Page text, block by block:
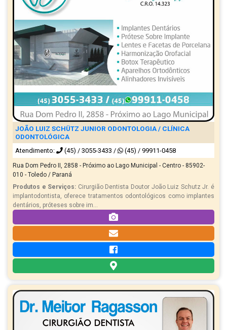
JOÃO LUIZ SCHÜTZ JUNIOR ODONTOLOGIA / CLÍNICA
ODONTOLÓGICA
Atendimento: (45) / 3055-3433 / (45) / 99911-0458
Rua Dom Pedro II, 2858 - Próximo ao Lago Municipal - Centro - 85902-
010 - Toledo / Paraná
Produtos e Serviços: Cirurgião Dentista Doutor João Luiz Schutz Jr. é
implantodontista, oferece tratamentos odontológicos como implantes
dentários, próteses sobre im...